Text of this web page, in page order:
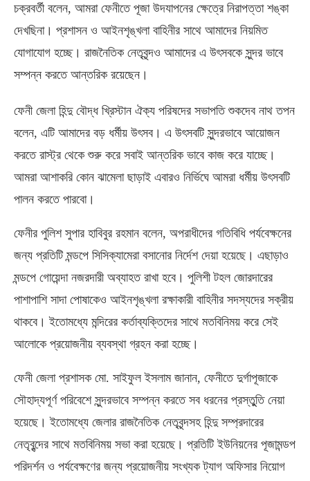
চক্রবর্তী বলেন, আমরা ফেনীতে পূজা উদযাপনের ক্ষেত্রে নিরাপত্তা শঙ্কা
দেখছিনা। প্রশাসন ও আইনশৃঙ্খলা বাহিনীর সাথে আমাদের নিয়মিত
যোগাযোগ হচ্ছে। রাজনৈতিক নেতৃবৃন্দও আমাদের এ উৎসবকে সুন্দর ভাবে
সম্পন্ন করতে আন্তরিক রয়েছেন।
ফেনী জেলা হিন্দু বৌদ্ধ খ্রিস্টান ঐক্য পরিষদের সভাপতি শুকদেব নাথ তপন
বলেন, এটি আমাদের বড় ধর্মীয় উৎসব। এ উৎসবটি সুন্দরভাবে আয়োজন
করতে রাস্ট্র থেকে শুরু করে সবাই আন্তরিক ভাবে কাজ করে যাচ্ছে।
আমরা আশাকরি কোন ঝামেলা ছাড়াই এবারও নির্ভিঘে আমরা ধর্মীয় উৎসবটি
পালন করতে পারবো।
ফেনীর পুলিশ সুপার হাবিবুর রহমান বলেন, অপরাধীদের গতিবিধি পর্যবেক্ষনের
জন্য প্রতিটি মন্ডপে সিসিক্যামেরা বসানোর নির্দেশ দেয়া হয়েছে। এছাড়াও
মন্ডপে গোয়েন্দা নজরদারী অব্যাহত রাখা হবে। পুলিশী টহল জোরদারের
পাশাপাশি সাদা পোষাকেও আইনশৃঙ্খলা রক্ষাকারী বাহিনীর সদস্যদের সক্রীয়
থাকবে। ইতোমধ্যে মন্দিরের কর্তাব্যক্তিদের সাথে মতবিনিময় করে সেই
আলোকে প্রয়োজনীয় ব্যবস্থা গ্রহন করা হচ্ছে।
ফেনী জেলা প্রশাসক মো. সাইফুল ইসলাম জানান, ফেনীতে দুর্গাপূজাকে
সৌহাদ্যপূর্ণ পরিবেশে সুন্দরভাবে সম্পন্ন করতে সব ধরনের প্রস্তুুতি নেয়া
হয়েছে। ইতোমধ্যে জেলার রাজনৈতিক নেতৃবৃন্দসহ হিন্দু সম্প্রদারের
নেতৃবৃন্দের সাথে মতবিনিময় সভা করা হয়েছে। প্রতিটি ইউনিয়নের পূজামন্ডপ
পরিদর্শন ও পর্যবেক্ষণের জন্য প্রয়োজনীয় সংখ্যক ট্যাগ অফিসার নিয়োগ